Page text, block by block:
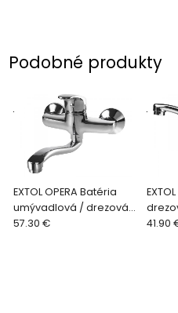
Podobné produkty
EXTOL OPERA Batéria
umývadlová / drezová
83011
.
57.30 €
.
41.90